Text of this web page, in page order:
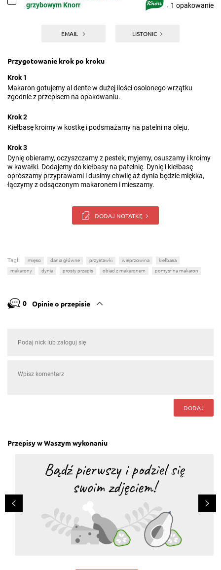
grzybowym Knorr
1 opakowanie
EMAIL LISTONIC
Przygotowanie krok po kroku
Krok 1
Makaron gotujemy al dente w dużej ilości osolonego wrzątku
zgodnie z przepisem na opakowaniu.
Krok 2
Kiełbasę kroimy w kostkę i podsmażamy na patelni na oleju.
Krok 3
Dynię obieramy, oczyszczamy z pestek, myjemy, osuszamy i kroimy
w kawałki. Dodajemy do kiełbasy na patelnię. Dynię i kiełbasę
oprószamy przyprawami i dusimy chwilę aż dynia będzie miękka,
łączymy z odsączonym makaronem i mieszamy.
DODAJ NOTATKĘ
Tagi: mięso dania główne przystawki wieprzowina
kiełbasa
makarony
dynia prosty przepis obiad z makaronem pomysł na makaron
0 Opinie o przepisie
DODAJ
Przepisy w Waszym wykonaniu